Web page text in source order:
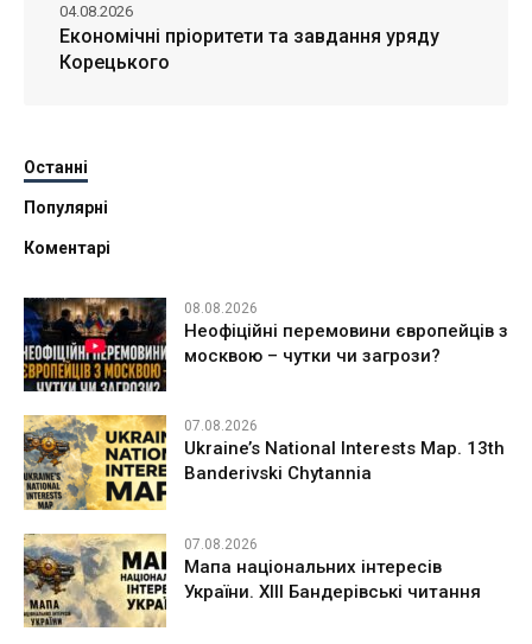
Економічні пріоритети та завдання уряду
Корецького
04.08.2026
Останні
Популярні
Коментарі
08.08.2026
Неофіційні перемовини європейців з
москвою – чутки чи загрози?
07.08.2026
Ukraine’s National Interests Map. 13th
Banderivski Chytannia
07.08.2026
Мапа національних інтересів
України. ХІІІ Бандерівські читання